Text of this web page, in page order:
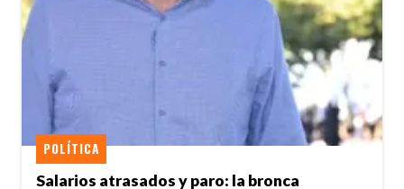
Salarios atrasados y paro: la bronca
POLÍTICA